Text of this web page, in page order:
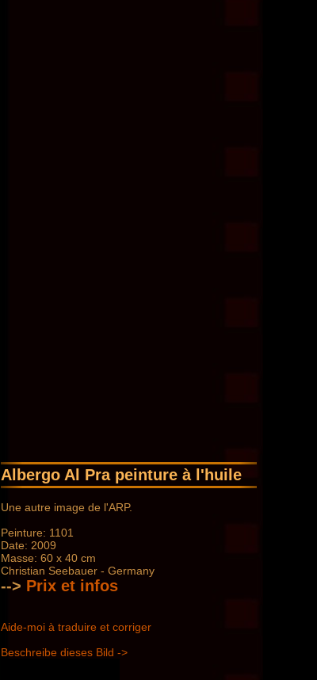
Albergo Al Pra peinture à l'huile
Une autre image de l'ARP.
Peinture: 1101
Date: 2009
Masse: 60 x 40 cm
Christian Seebauer - Germany
--> Prix ​​et infos
Aide-moi à traduire et corriger
Beschreibe dieses Bild ->